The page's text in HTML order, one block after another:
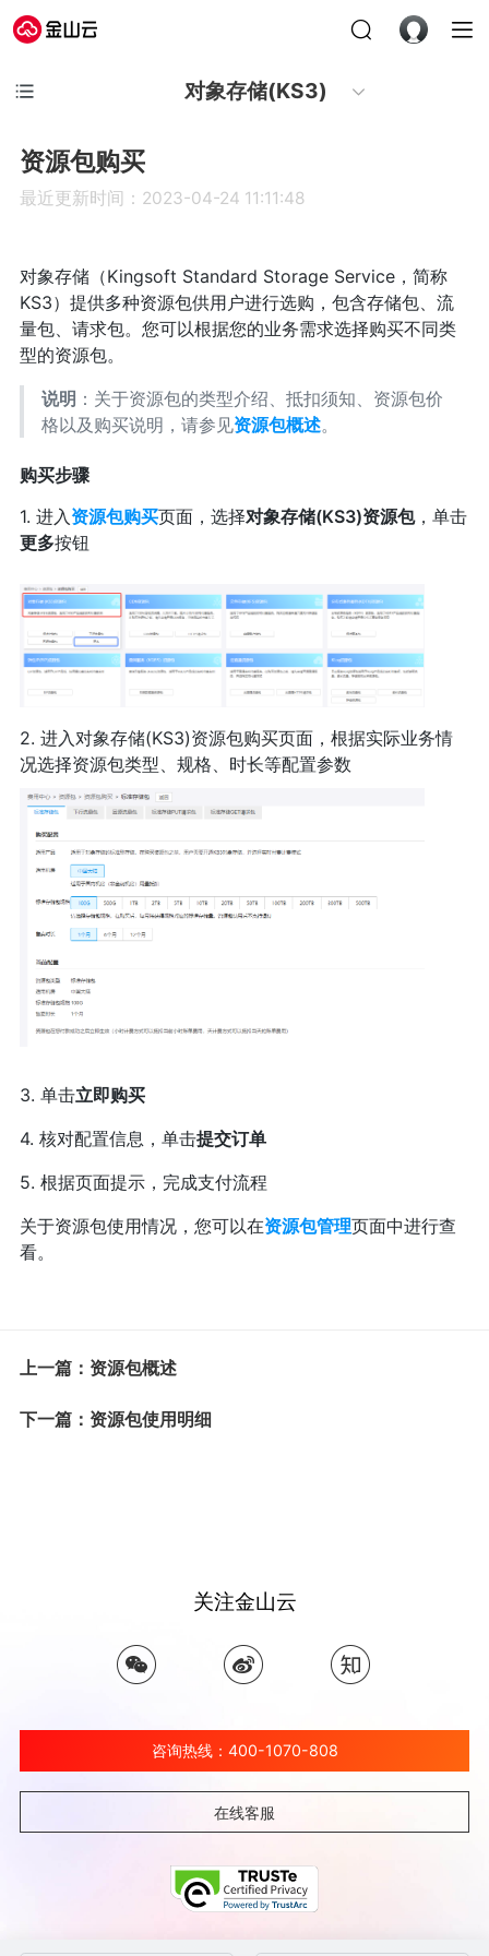
对象存储(KS3)
资源包购买
最近更新时间：2023-04-24 11:11:48
对象存储（Kingsoft Standard Storage Service，简称
KS3）提供多种资源包供用户进行选购，包含存储包、流
量包、请求包。您可以根据您的业务需求选择购买不同类
型的资源包。
说明 ：关于资源包的类型介绍、抵扣须知、资源包价
格以及购买说明，请参见资源包概述。
购买步骤
1. 进入资源包购买页面，选择对象存储(KS3)资源包，单击
更多按钮
2. 进入对象存储(KS3)资源包购买页面，根据实际业务情
况选择资源包类型、规格、时长等配置参数
3. 单击立即购买
4. 核对配置信息，单击提交订单
5. 根据页面提示，完成支付流程
关于资源包使用情况，您可以在资源包管理页面中进行查
看。
上一篇：资源包概述
下一篇：资源包使用明细
关注金山云
咨询热线：400-1070-808
在线客服